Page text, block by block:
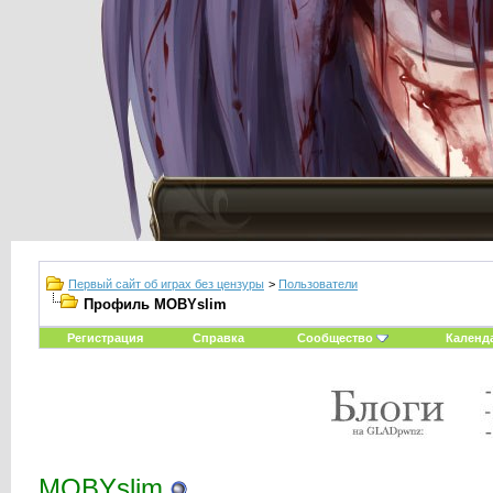
Первый сайт об играх без цензуры > Пользователи
Профиль MOBYslim
Регистрация Справка Сообщество